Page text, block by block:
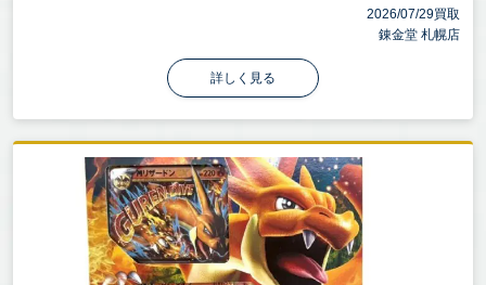
2026/07/29買取
錬金堂 札幌店
詳しく見る